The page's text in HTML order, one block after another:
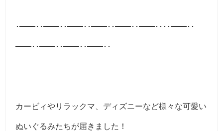
･━━･･━━･･━━･･━━･･━━･･━━････━━･･
━━･･━━･･━━･･━━･･
カービィやリラックマ、ディズニーなど様々な可愛い
ぬいぐるみたちが届きました！